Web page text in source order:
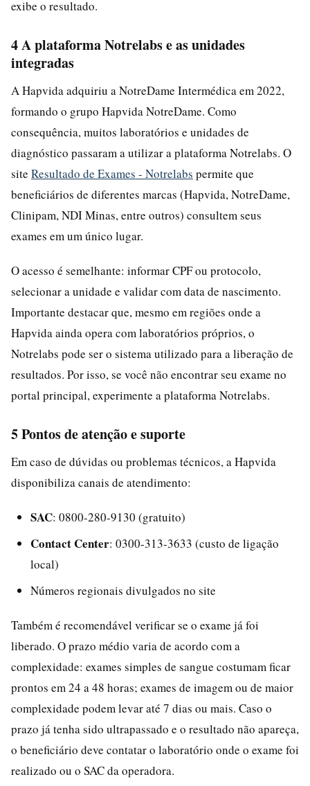
exibe o resultado.
4 A plataforma Notrelabs e as unidades
integradas
A Hapvida adquiriu a NotreDame Intermédica em 2022,
formando o grupo Hapvida NotreDame. Como
consequência, muitos laboratórios e unidades de
diagnóstico passaram a utilizar a plataforma Notrelabs. O
site Resultado de Exames - Notrelabs permite que
beneficiários de diferentes marcas (Hapvida, NotreDame,
Clinipam, NDI Minas, entre outros) consultem seus
exames em um único lugar.
O acesso é semelhante: informar CPF ou protocolo,
selecionar a unidade e validar com data de nascimento.
Importante destacar que, mesmo em regiões onde a
Hapvida ainda opera com laboratórios próprios, o
Notrelabs pode ser o sistema utilizado para a liberação de
resultados. Por isso, se você não encontrar seu exame no
portal principal, experimente a plataforma Notrelabs.
5 Pontos de atenção e suporte
Em caso de dúvidas ou problemas técnicos, a Hapvida
disponibiliza canais de atendimento:
SAC: 0800-280-9130 (gratuito)
Contact Center: 0300-313-3633 (custo de ligação
local)
Números regionais divulgados no site
Também é recomendável verificar se o exame já foi
liberado. O prazo médio varia de acordo com a
complexidade: exames simples de sangue costumam ficar
prontos em 24 a 48 horas; exames de imagem ou de maior
complexidade podem levar até 7 dias ou mais. Caso o
prazo já tenha sido ultrapassado e o resultado não apareça,
o beneficiário deve contatar o laboratório onde o exame foi
realizado ou o SAC da operadora.